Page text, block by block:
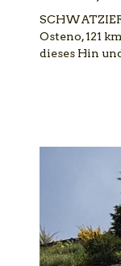
Osteno, 121
dieses Hin